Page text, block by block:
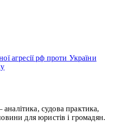
агресії рф проти України
судова практика,
для юристів і громадян.